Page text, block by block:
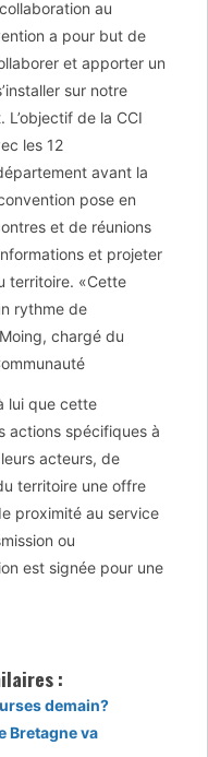
au
a pour but de
et apporter un
sur notre
de la CCI
les 12
avant la
pose en
et de réunions
et projeter
territoire. «Cette
rythme de
chargé du
lui que cette
actions spécifiques à
acteurs, de
territoire une offre
proximité au service
ou
est signée pour une
:
demain?
Bretagne va